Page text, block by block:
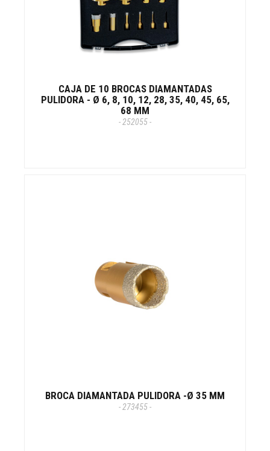
CAJA DE 10 BROCAS DIAMANTADAS
PULIDORA - Ø 6, 8, 10, 12, 28, 35, 40, 45, 65,
68 MM
- 252055 -
BROCA DIAMANTADA PULIDORA -Ø 35 MM
- 273455 -